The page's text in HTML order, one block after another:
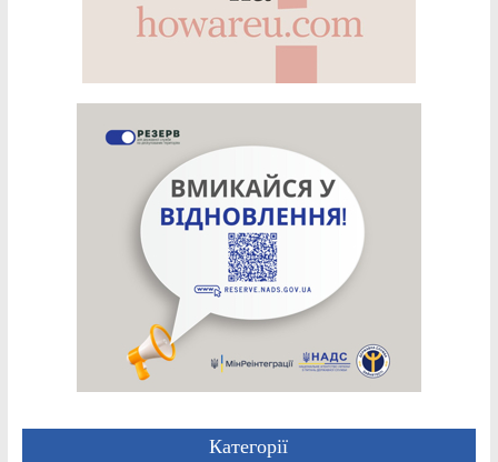
Категорії